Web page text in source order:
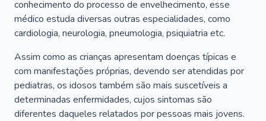
conhecimento do processo de envelhecimento, esse
médico estuda diversas outras especialidades, como
cardiologia, neurologia, pneumologia, psiquiatria etc.
Assim como as crianças apresentam doenças típicas e
com manifestações próprias, devendo ser atendidas por
pediatras, os idosos também são mais suscetíveis a
determinadas enfermidades, cujos sintomas são
diferentes daqueles relatados por pessoas mais jovens.